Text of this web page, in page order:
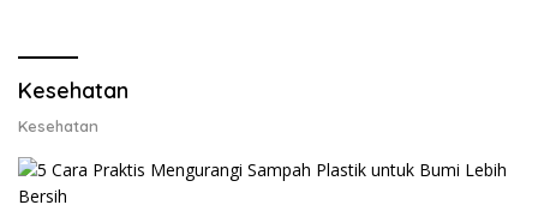
Kesehatan
Kesehatan